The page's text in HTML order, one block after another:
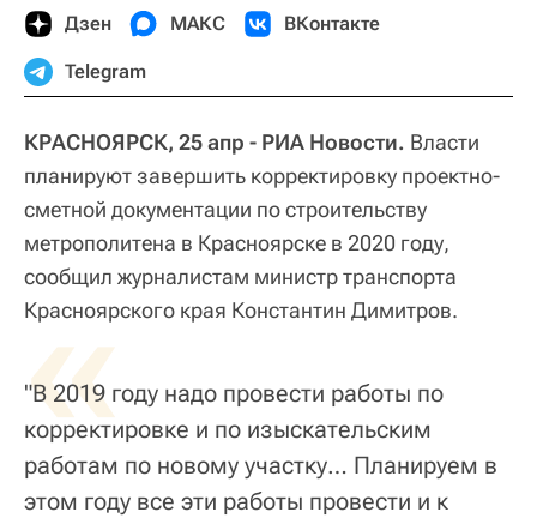
Дзен МАКС ВКонтакте
Telegram
КРАСНОЯРСК, 25 апр - РИА Новости. Власти
планируют завершить корректировку проектно-
сметной документации по строительству
метрополитена в Красноярске в 2020 году,
сообщил журналистам министр транспорта
Красноярского края Константин Димитров.
«
"В 2019 году надо провести работы по
корректировке и по изыскательским
работам по новому участку… Планируем в
этом году все эти работы провести и к